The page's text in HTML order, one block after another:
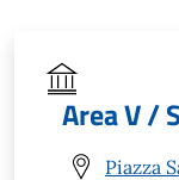
Area V /
Piazza